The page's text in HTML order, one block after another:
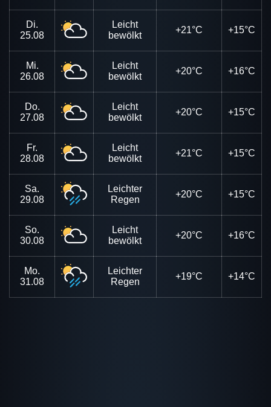
Di.
25.08
Leicht
bewölkt
+21°C +15°C
Mi.
26.08
Leicht
bewölkt
+20°C +16°C
Do.
27.08
Leicht
bewölkt
+20°C +15°C
Fr.
28.08
Leicht
bewölkt
+21°C +15°C
Sa.
29.08
Leichter
Regen
+20°C +15°C
So.
30.08
Leicht
bewölkt
+20°C +16°C
Mo.
31.08
Leichter
Regen
+19°C +14°C